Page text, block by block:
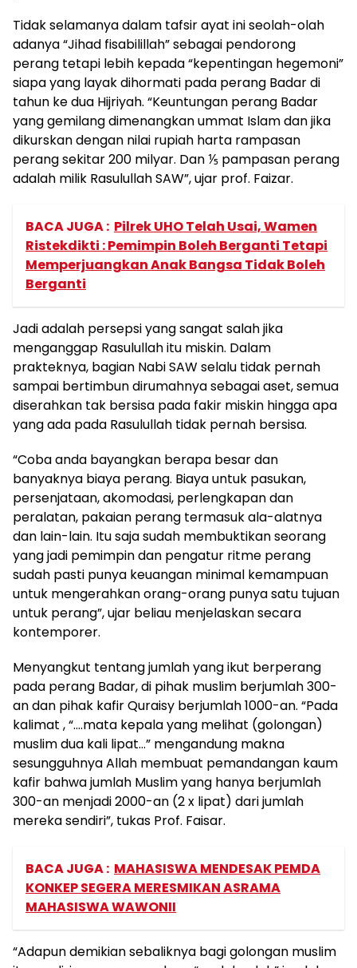
Tidak selamanya dalam tafsir ayat ini seolah-olah
adanya “Jihad fisabilillah” sebagai pendorong
perang tetapi lebih kepada “kepentingan hegemoni”
siapa yang layak dihormati pada perang Badar di
tahun ke dua Hijriyah. “Keuntungan perang Badar
yang gemilang dimenangkan ummat Islam dan jika
dikurskan dengan nilai rupiah harta rampasan
perang sekitar 200 milyar. Dan ⅕ pampasan perang
adalah milik Rasulullah SAW”, ujar prof. Faizar.
BACA JUGA : Pilrek UHO Telah Usai, Wamen
Ristekdikti : Pemimpin Boleh Berganti Tetapi
Memperjuangkan Anak Bangsa Tidak Boleh
Berganti
Jadi adalah persepsi yang sangat salah jika
menganggap Rasulullah itu miskin. Dalam
prakteknya, bagian Nabi SAW selalu tidak pernah
sampai bertimbun dirumahnya sebagai aset, semua
diserahkan tak bersisa pada fakir miskin hingga apa
yang ada pada Rasulullah tidak pernah bersisa.
“Coba anda bayangkan berapa besar dan
banyaknya biaya perang. Biaya untuk pasukan,
persenjataan, akomodasi, perlengkapan dan
peralatan, pakaian perang termasuk ala-alatnya
dan lain-lain. Itu saja sudah membuktikan seorang
yang jadi pemimpin dan pengatur ritme perang
sudah pasti punya keuangan minimal kemampuan
untuk mengerahkan orang-orang punya satu tujuan
untuk perang”, ujar beliau menjelaskan secara
kontemporer.
Menyangkut tentang jumlah yang ikut berperang
pada perang Badar, di pihak muslim berjumlah 300-
an dan pihak kafir Quraisy berjumlah 1000-an. “Pada
kalimat , “….mata kepala yang melihat (golongan)
muslim dua kali lipat…” mengandung makna
sesungguhnya Allah membuat pemandangan kaum
kafir bahwa jumlah Muslim yang hanya berjumlah
300-an menjadi 2000-an (2 x lipat) dari jumlah
mereka sendiri”, tukas Prof. Faisar.
BACA JUGA : MAHASISWA MENDESAK PEMDA
KONKEP SEGERA MERESMIKAN ASRAMA
MAHASISWA WAWONII
“Adapun demikian sebaliknya bagi golongan muslim